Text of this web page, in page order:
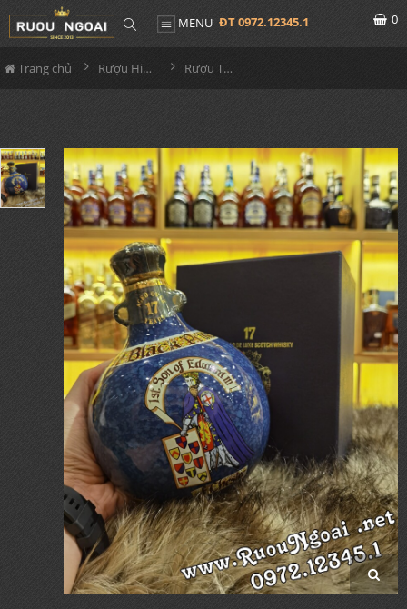
MENU ĐT 0972.12345.1 0
Trang chủ Rượu Hiếm - Cũ Rượu The Black Prince 17 Old Year